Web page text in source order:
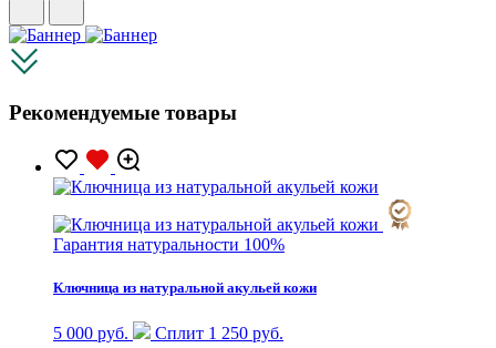
Рекомендуемые товары
Гарантия натуральности 100%
Ключница из натуральной акульей кожи
5 000 руб.
Сплит 1 250 руб.